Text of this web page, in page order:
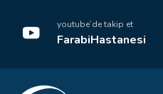
youtube’de takip et
FarabiHastanesi